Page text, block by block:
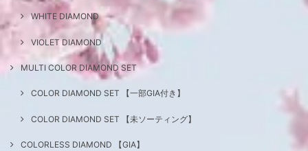
WHITE DIAMOND
VIOLET DIAMOND
MULTI COLOR DIAMOND SET
COLOR DIAMOND SET 【一部GIA付き】
COLOR DIAMOND SET 【未ソーティング】
COLORLESS DIAMOND 【GIA】